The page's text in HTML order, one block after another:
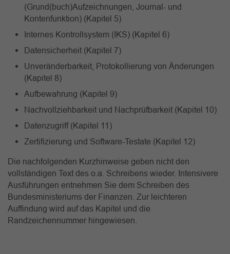
(Grund(buch)Aufzeichnungen, Journal- und
Kontenfunktion) (Kapitel 5)
Internes Kontrollsystem (IKS) (Kapitel 6)
Datensicherheit (Kapitel 7)
Unveränderbarkeit, Protokollierung von Änderungen
(Kapitel 8)
Aufbewahrung (Kapitel 9)
Nachvollziehbarkeit und Nachprüfbarkeit (Kapitel 10)
Datenzugriff (Kapitel 11)
Zertifizierung und Software-Testate (Kapitel 12)
Die nachfolgenden Kurzhinweise geben nicht den
vollständigen Text des o.a. Schreibens wieder. Intensivere
Ausführungen entnehmen Sie dem Schreiben des
Bundesministeriums der Finanzen. Zur leichteren
Auffindung wird auf das Kapitel und die
Randzeichennummer hingewiesen.